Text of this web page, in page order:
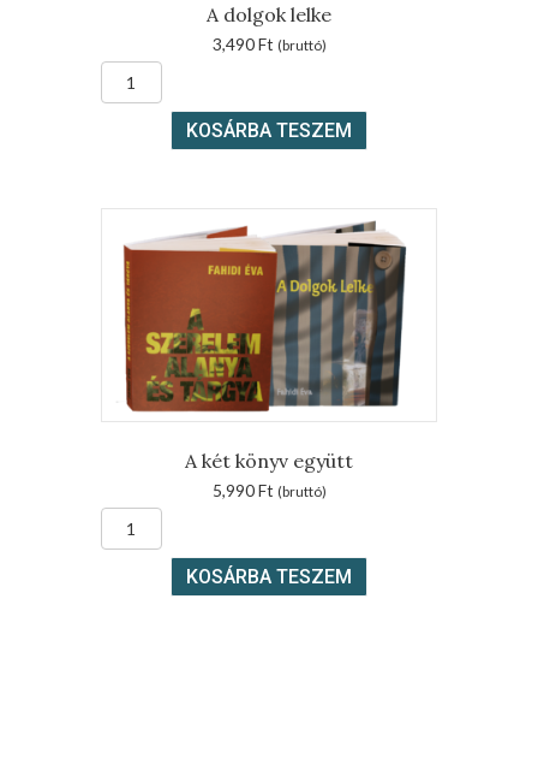
A dolgok lelke
3,490Ft (bruttó)
lelke
mennyiség
KOSÁRBA TESZEM
A két könyv együtt
5,990Ft (bruttó)
könyv
együtt
mennyiség
KOSÁRBA TESZEM